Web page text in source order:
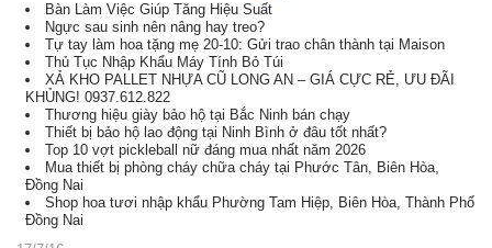
Bàn Làm Việc Giúp Tăng Hiệu Suất
Ngực sau sinh nên nâng hay treo?
Tự tay làm hoa tặng mẹ 20-10: Gửi trao chân thành tại Maison
Thủ Tục Nhập Khẩu Máy Tính Bỏ Túi
XẢ KHO PALLET NHỰA CŨ LONG AN – GIÁ CỰC RẺ, ƯU ĐÃI
KHỦNG! 0937.612.822
Thương hiệu giày bảo hộ tại Bắc Ninh bán chạy
Thiết bị bảo hộ lao động tại Ninh Bình ở đâu tốt nhất?
Top 10 vợt pickleball nữ đáng mua nhất năm 2026
Mua thiết bị phòng cháy chữa cháy tại Phước Tân, Biên Hòa,
Đồng Nai
Shop hoa tươi nhập khẩu Phường Tam Hiệp, Biên Hòa, Thành Phố
Đồng Nai